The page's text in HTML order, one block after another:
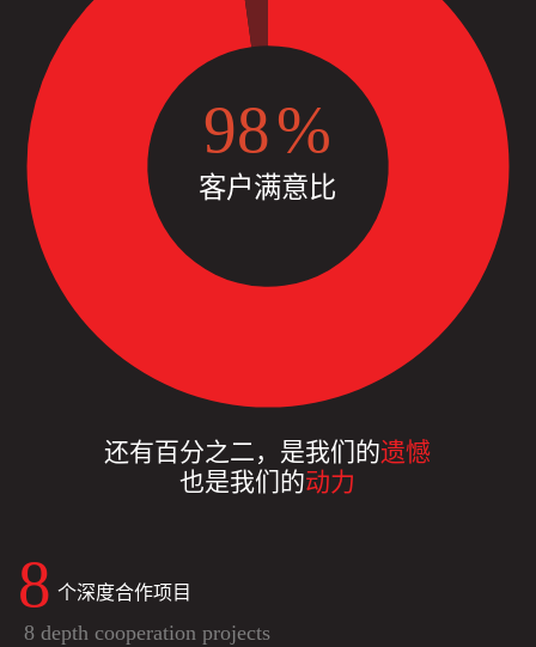
98%
客户满意比
还有百分之二，是我们的遗憾
也是我们的动力
8 个深度合作项目
8 depth cooperation projects